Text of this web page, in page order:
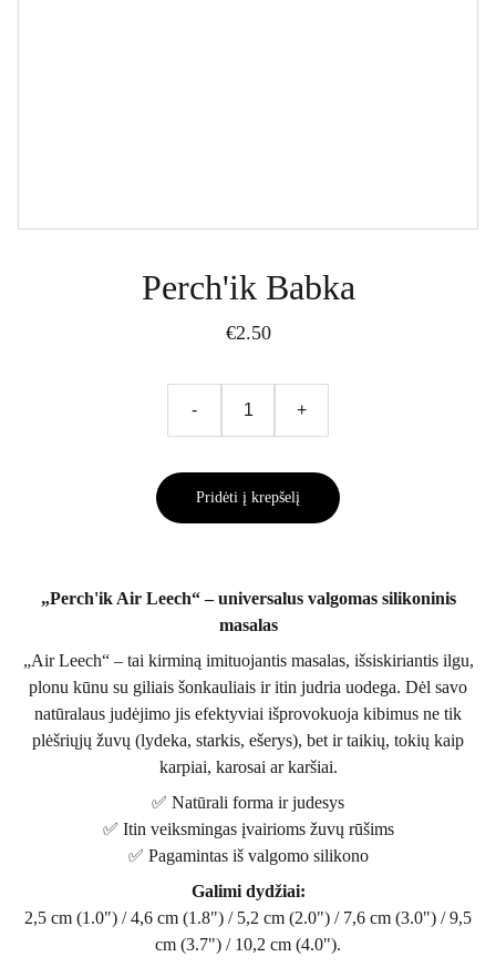
Perch'ik Babka
€2.50
- +
Pridėti į krepšelį
„Perch'ik Air Leech“ – universalus valgomas silikoninis
masalas
„Air Leech“ – tai kirminą imituojantis masalas, išsiskiriantis ilgu,
plonu kūnu su giliais šonkauliais ir itin judria uodega. Dėl savo
natūralaus judėjimo jis efektyviai išprovokuoja kibimus ne tik
plėšriųjų žuvų (lydeka, starkis, ešerys), bet ir taikių, tokių kaip
karpiai, karosai ar karšiai.
✅ Natūrali forma ir judesys
✅ Itin veiksmingas įvairioms žuvų rūšims
✅ Pagamintas iš valgomo silikono
Galimi dydžiai:
2,5 cm (1.0") / 4,6 cm (1.8") / 5,2 cm (2.0") / 7,6 cm (3.0") / 9,5
cm (3.7") / 10,2 cm (4.0").